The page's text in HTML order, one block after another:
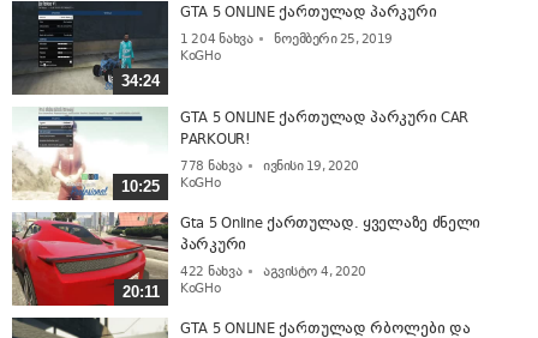
34:24
GTA 5 ONLINE ქართულად პარკური
1 204 ნახვა
ნოემბერი 25, 2019
KoGHo
10:25
GTA 5 ONLINE ქართულად პარკური CAR
PARKOUR!
778 ნახვა
ივნისი 19, 2020
KoGHo
20:11
Gta 5 Online ქართულად. ყველაზე ძნელი
პარკური
422 ნახვა
აგვისტო 4, 2020
KoGHo
GTA 5 ONLINE ქართულად რბოლები და